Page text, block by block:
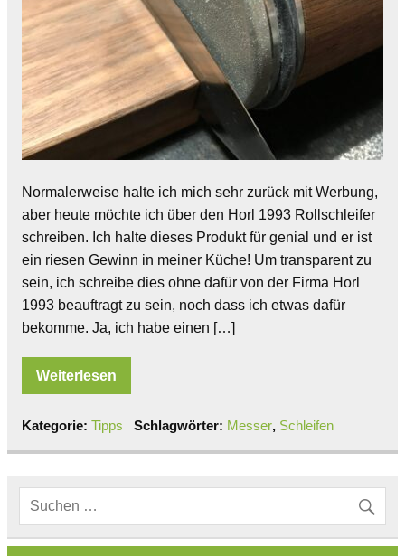
Normalerweise halte ich mich sehr zurück mit Werbung,
aber heute möchte ich über den Horl 1993 Rollschleifer
schreiben. Ich halte dieses Produkt für genial und er ist
ein riesen Gewinn in meiner Küche! Um transparent zu
sein, ich schreibe dies ohne dafür von der Firma Horl
1993 beauftragt zu sein, noch dass ich etwas dafür
bekomme. Ja, ich habe einen […]
Weiterlesen
Kategorie: Tipps Schlagwörter: Messer, Schleifen